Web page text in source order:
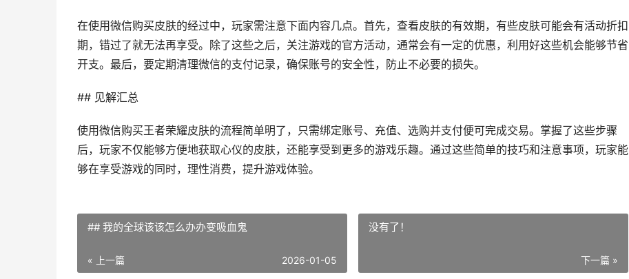
在使用微信购买皮肤的经过中，玩家需注意下面内容几点。首先，查看皮肤的有效期，有些皮肤可能会有活动折扣
期，错过了就无法再享受。除了这些之后，关注游戏的官方活动，通常会有一定的优惠，利用好这些机会能够节省
开支。最后，要定期清理微信的支付记录，确保账号的安全性，防止不必要的损失。
## 见解汇总
使用微信购买王者荣耀皮肤的流程简单明了，只需绑定账号、充值、选购并支付便可完成交易。掌握了这些步骤
后，玩家不仅能够方便地获取心仪的皮肤，还能享受到更多的游戏乐趣。通过这些简单的技巧和注意事项，玩家能
够在享受游戏的同时，理性消费，提升游戏体验。
## 我的全球该该怎么办办变吸血鬼
« 上一篇 2026-01-05
没有了！
下一篇 »